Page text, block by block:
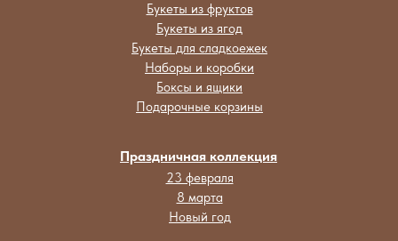
23 февраля
8 марта
Новый год
Праздничная коллекция
Букеты из фруктов
Букеты из ягод
Букеты для сладкоежек
Наборы и коробки
Подарочные корзины
Боксы и ящики